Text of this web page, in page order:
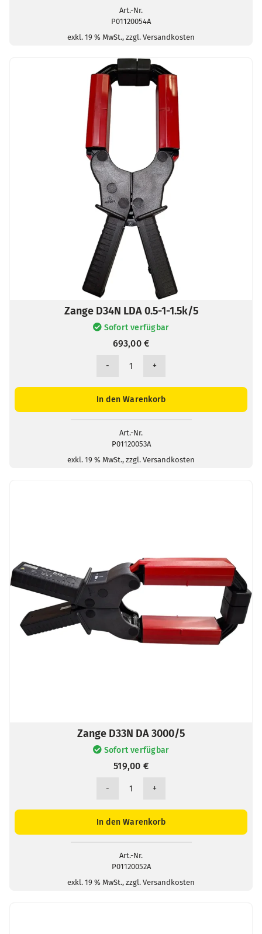
3k/5
Menge
Art.-Nr.
P01120054A
exkl. 19 % MwSt., zzgl. Versandkosten
Zange D34N LDA 0.5-1-1.5k/5
Sofort verfügbar
693,00€
Zange
LDA
1.5k/5
Menge
In den Warenkorb
Art.-Nr.
P01120053A
exkl. 19 % MwSt., zzgl. Versandkosten
Zange D33N DA 3000/5
Sofort verfügbar
519,00 €
Zange
DA
In den Warenkorb
Art.-Nr.
P01120052A
exkl. 19 % MwSt., zzgl. Versandkosten